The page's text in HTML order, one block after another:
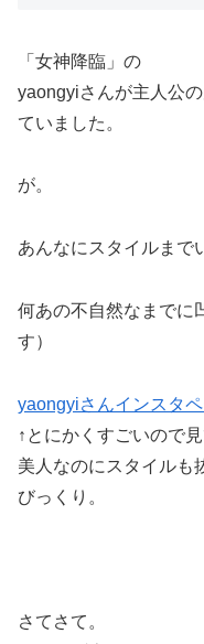
「女神降臨」の
yaongyiさんが主人公
ていました。
が。
あんなにスタイルまで
何あの不自然なまでに
す）
yaongyiさんインスタ
↑とにかくすごいので見
美人なのにスタイルも
びっくり。
さてさて。